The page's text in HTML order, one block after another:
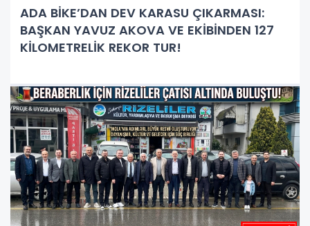
ADA BİKE’DAN DEV KARASU ÇIKARMASI:
BAŞKAN YAVUZ AKOVA VE EKİBİNDEN 127
KİLOMETRELİK REKOR TUR!